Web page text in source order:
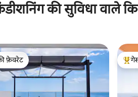
की सुविधा वाले
फ़ेवरेट
फ़ेवरेट